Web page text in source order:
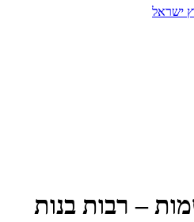
ישראל
– רבות בנות